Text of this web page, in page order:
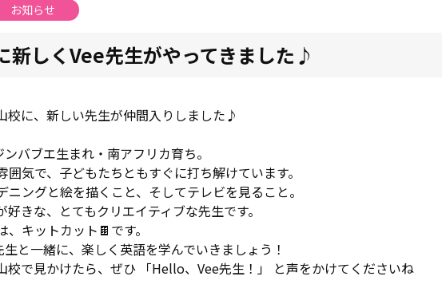
お知らせ
新しくVee先生がやってきました♪
校に、新しい先生が仲間入りしました♪
バブエ生まれ・南アフリカ育ち。
囲気で、子どもたちともすぐに打ち解けています。
ニングと絵を描くこと、そしてテレビを見ること。
好きな、とてもクリエイティブな先生です。
キットカット🍫です。
生と一緒に、楽しく英語を学んでいきましょう！
校で見かけたら、ぜひ 「Hello、Vee先生！」 と声をかけてくださいね